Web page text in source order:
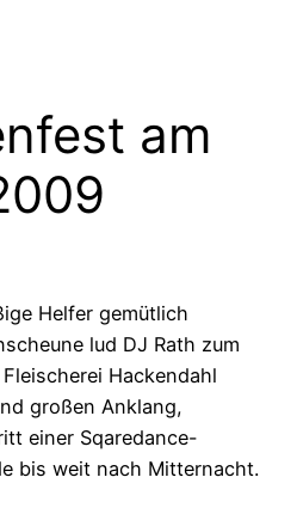
am
Helfer gemütlich
lud DJ Rath zum
Hackendahl
großen Anklang,
einer Sqaredance-
bis weit nach Mitternacht.